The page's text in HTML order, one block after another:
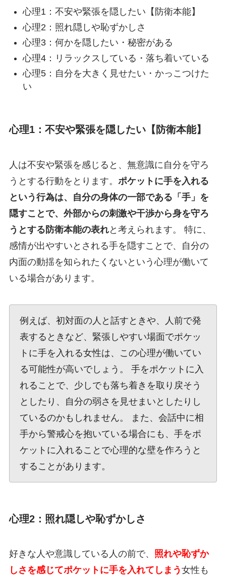
心理1：不安や緊張を隠したい【防衛本能】
心理2：照れ隠しや恥ずかしさ
心理3：何かを隠したい・秘密がある
心理4：リラックスしている・落ち着いている
心理5：自分を大きく見せたい・かっこつけた
い
心理1：不安や緊張を隠したい【防衛本能】
人は不安や緊張を感じると、無意識に自分を守ろ
うとする行動をとります。 ポケットに手を入れる
という行為は、自分の身体の一部である「手」を
隠すことで、外部からの刺激や干渉から身を守ろ
うとする防衛本能の表れと考えられます。 特に、
感情が出やすいとされる手を隠すことで、自分の
内面の動揺を知られたくないという心理が働いて
いる場合があります。
例えば、初対面の人と話すときや、人前で発
表するときなど、緊張しやすい場面でポケッ
トに手を入れる女性は、この心理が働いてい
る可能性が高いでしょう。 手をポケットに入
れることで、少しでも落ち着きを取り戻そう
としたり、自分の弱さを見せまいとしたりし
ているのかもしれません。 また、会話中に相
手から警戒心を抱いている場合にも、手をポ
ケットに入れることで心理的な壁を作ろうと
することがあります。
心理2：照れ隠しや恥ずかしさ
好きな人や意識している人の前で、 照れや恥ずか
しさを感じてポケットに手を入れてしまう 女性も